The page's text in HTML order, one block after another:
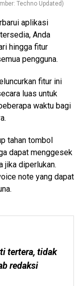
Techno Updated)
aplikasi
Anda
hingga fitur
pengguna.
fitur ini
luas untuk
waktu bagi
tahan tombol
dapat menggesek
jika diperlukan.
note yang dapat
tertera, tidak